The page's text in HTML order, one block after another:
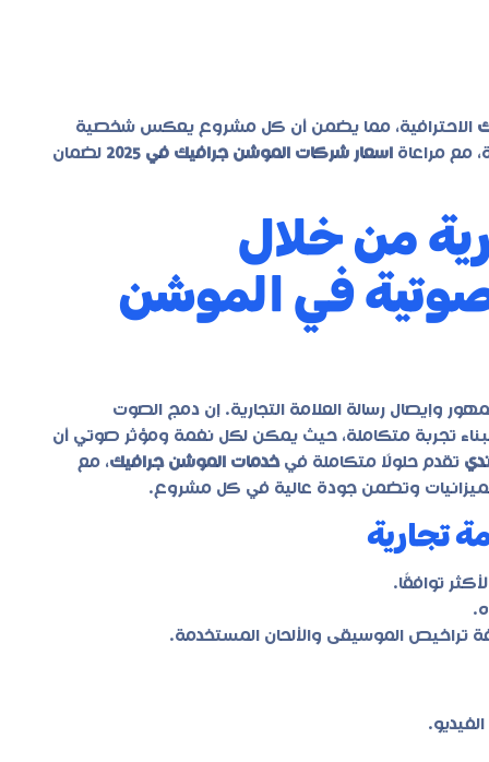
الاحترافية، مما يضمن أن كل مشروع يعكس شخصية
مع مراعاة اسعار شركات الموشن جرافيك في 2025 لضمان
من خلال
في الموشن
وإيصال رسالة العلامة التجارية. إن دمج الصوت
تجربة متكاملة، حيث يمكن لكل نغمة ومؤثر صوتي أن
تقدم حلولًا متكاملة فيخدمات الموشن جرافيك، مع
وتضمن جودة عالية في كل مشروع.
توافقًا.
تراخيص الموسيقى والألحان المستخدمة.